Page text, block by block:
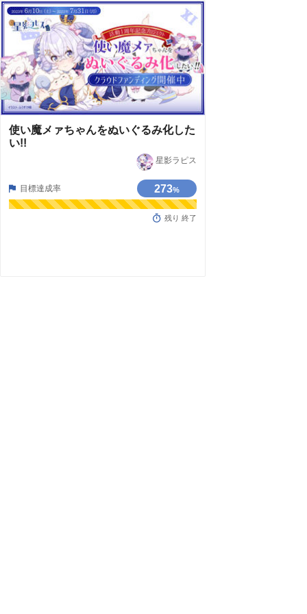
使い魔メァちゃんをぬいぐるみ化した
い!!
星影ラピス
目標達成率 273%
残り 終了